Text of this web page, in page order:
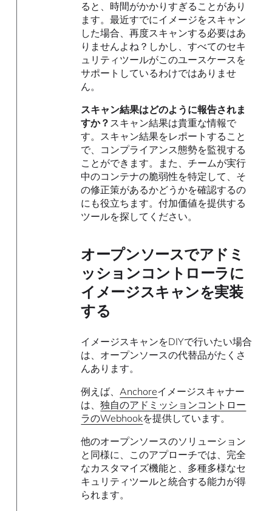
ると、時間がかかりすぎることがあり
ます。最近すでにイメージをスキャン
した場合、再度スキャンする必要はあ
りませんよね？しかし、すべてのセキ
ュリティツールがこのユースケースを
サポートしているわけではありませ
ん。
スキャン結果はどのように報告されま
すか？ スキャン結果は貴重な情報で
す。スキャン結果をレポートすること
で、コンプライアンス態勢を監視する
ことができます。また、チームが実行
中のコンテナの脆弱性を特定して、そ
の修正策があるかどうかを確認するの
にも役立ちます。付加価値を提供する
ツールを探してください。
オープンソースでアドミ
ッションコントローラに
イメージスキャンを実装
する
イメージスキャンをDIYで行いたい場合
は、オープンソースの代替品がたくさ
んあります。
例えば、Anchoreイメージスキャナー
は、独自のアドミッションコントロー
ラのWebhookを提供しています。
他のオープンソースのソリューション
と同様に、このアプローチでは、完全
なカスタマイズ機能と、多種多様なセ
キュリティツールと統合する能力が得
られます。